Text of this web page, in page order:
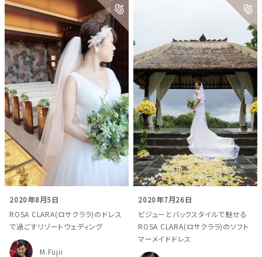
2020年8月5日
ROSA CLARA(ロサクララ)のドレス
で過ごすリゾートウェディング
M.Fujii
2020年7月26日
ビジューとバックスタイルで魅せる
ROSA CLARA(ロサクララ)のソフト
マーメイドドレス